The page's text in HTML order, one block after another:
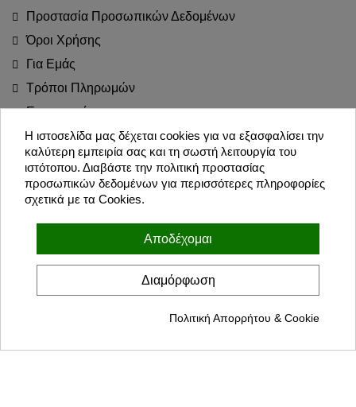
Προστασία Προσωπικών Δεδομένων
Όροι Χρήσης
Για Εμάς
Τρόποι Πληρωμών
Επιστροφές
Blog
Join the Party!
Συμφωνώ με τους όρους χρήσης και την πολιτική προσωπικών
Η ιστοσελίδα μας δέχεται cookies για να εξασφαλίσει την
καλύτερη εμπειρία σας και τη σωστή λειτουργία του
ιστότοπου. Διαβάστε την πολιτική προστασίας
προσωπικών δεδομένων για περισσότερες πληροφορίες
σχετικά με τα Cookies.
Αποδέχομαι
Διαμόρφωση
Πολιτική Απορρήτου & Cookie